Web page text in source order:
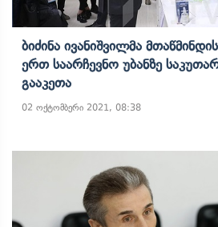
Ბიძინა Ივანიშვილმა
Ერთ Საარჩევნო Უბანზე
Გააკეთა
02 ოქტომბერი 2021, 08:38